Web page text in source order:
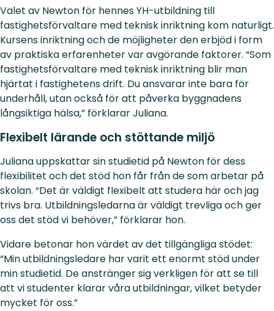
Valet av Newton för hennes YH-utbildning till
fastighetsförvaltare med teknisk inriktning kom naturligt.
Kursens inriktning och de möjligheter den erbjöd i form
av praktiska erfarenheter var avgörande faktorer. “Som
fastighetsförvaltare med teknisk inriktning blir man
hjärtat i fastighetens drift. Du ansvarar inte bara för
underhåll, utan också för att påverka byggnadens
långsiktiga hälsa,” förklarar Juliana.
Flexibelt lärande och stöttande miljö
Juliana uppskattar sin studietid på Newton för dess
flexibilitet och det stöd hon får från de som arbetar på
skolan. “Det är väldigt flexibelt att studera här och jag
trivs bra. Utbildningsledarna är väldigt trevliga och ger
oss det stöd vi behöver,” förklarar hon.
Vidare betonar hon värdet av det tillgängliga stödet:
“Min utbildningsledare har varit ett enormt stöd under
min studietid. De anstränger sig verkligen för att se till
att vi studenter klarar våra utbildningar, vilket betyder
mycket för oss.”